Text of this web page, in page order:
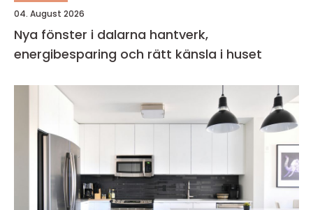
04. August 2026
Nya fönster i dalarna hantverk,
energibesparing och rätt känsla i huset